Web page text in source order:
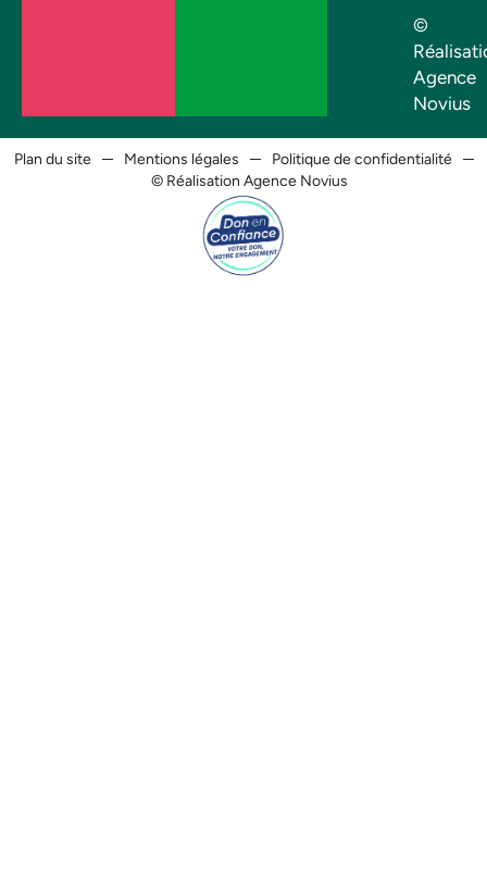
©
Agence
Novius
Plan du site Mentions légales
Politique de confidentialité
© Réalisation Agence Novius